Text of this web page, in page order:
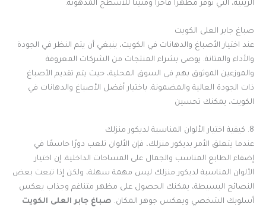
الزيتية، التي توفر مظهرًا فاخرًا ومتينًا للأسطح المدهونة.
صباغ جابر العلى الكويت
عند اختيار الأصباغ والدهانات في الكويت، ينبغي أن يتم النظر في الجودة
والأداء والمتانة. يوصى بشراء المنتجات من الشركات المعروفة
والموزعين الموثوق بهم في السوق المحلية، حيث يتم تقديم الأصباغ
ذات الجودة العالية والمضمونة. باختيار أفضل الأصباغ والدهانات في
الكويت، يمكنك تحسين
8. كيفية اختيار الألوان المناسبة لديكور منزلك
عندما يتعلق الأمر بديكور منزلك، فإن الألوان تلعب دورًا حاسمًا في
إضفاء الطابع المناسب والجمال على المساحات الداخلية. إن اختيار
الألوان المناسبة لديكور منزلك ليس مهمة سهلة، ولكن إذا تبعت بعض
النصائح البسيطة، يمكنك الحصول على مظهر متناغم وجذاب يعكس
أسلوبك الشخصي ويعكس جوهر المكان. صباغ جابر العلى الكويت